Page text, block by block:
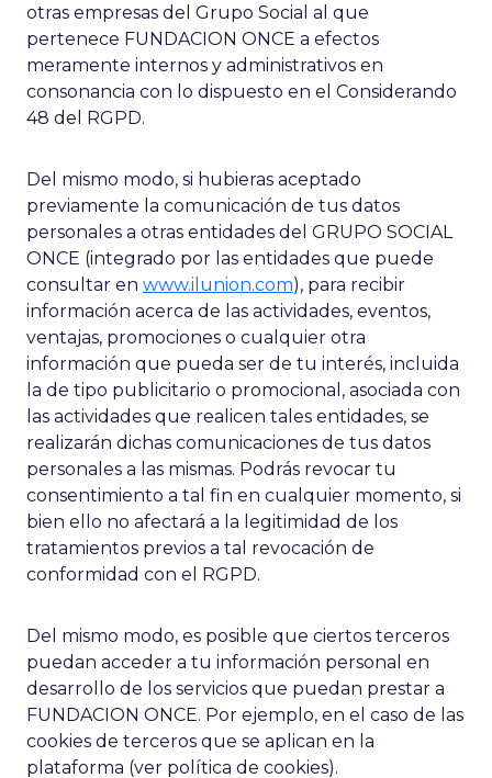
otras empresas del Grupo Social al que
pertenece FUNDACION ONCE a efectos
meramente internos y administrativos en
consonancia con lo dispuesto en el Considerando
48 del RGPD.
Del mismo modo, si hubieras aceptado
previamente la comunicación de tus datos
personales a otras entidades del GRUPO SOCIAL
ONCE (integrado por las entidades que puede
consultar en www.ilunion.com), para recibir
información acerca de las actividades, eventos,
ventajas, promociones o cualquier otra
información que pueda ser de tu interés, incluida
la de tipo publicitario o promocional, asociada con
las actividades que realicen tales entidades, se
realizarán dichas comunicaciones de tus datos
personales a las mismas. Podrás revocar tu
consentimiento a tal fin en cualquier momento, si
bien ello no afectará a la legitimidad de los
tratamientos previos a tal revocación de
conformidad con el RGPD.
Del mismo modo, es posible que ciertos terceros
puedan acceder a tu información personal en
desarrollo de los servicios que puedan prestar a
FUNDACION ONCE. Por ejemplo, en el caso de las
cookies de terceros que se aplican en la
plataforma (ver política de cookies).